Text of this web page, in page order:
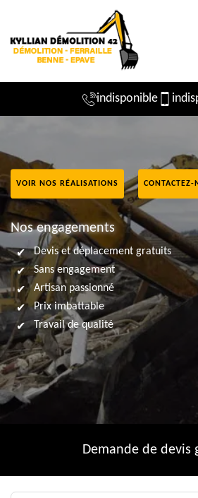
indisponible
VOIR NOS RÉALISATIONS CONTACTEZ-
Nos engagements
Devis et déplacement gratuits
Sans engagement
Artisan passionné
Prix imbattable
Travail de qualité
Demande de devis